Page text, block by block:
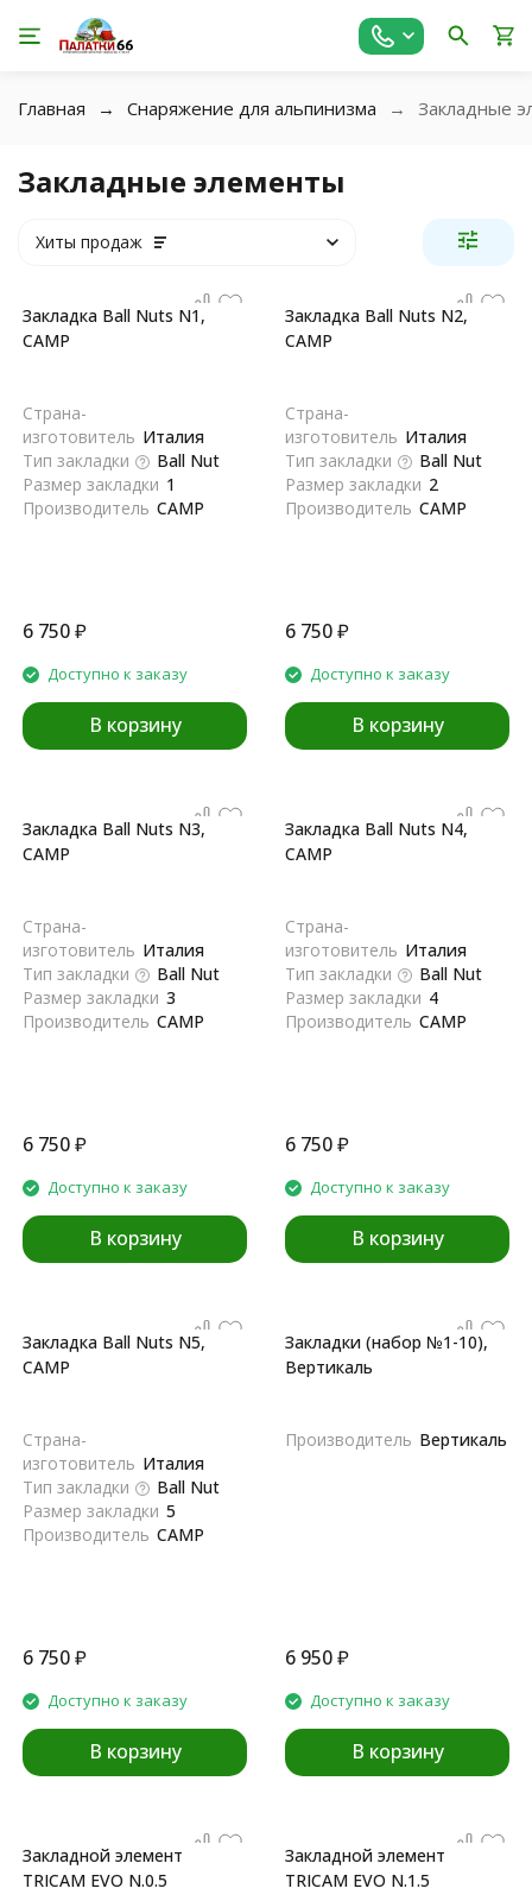
Главная Снаряжение для альпинизма Закладные
Закладные элементы
Хиты продаж
Закладка Ball Nuts N1,
CAMP
Страна-
изготовитель Италия
Тип закладки
Ball Nut
Размер закладки 1
Производитель CAMP
6 750₽
Доступно к заказу
В корзину
Закладка Ball Nuts N2,
CAMP
Страна-
изготовитель Италия
Тип закладки
Ball Nut
Размер закладки 2
Производитель CAMP
6 750₽
Доступно к заказу
В корзину
Закладка Ball Nuts N3,
CAMP
Страна-
изготовитель Италия
Тип закладки
Ball Nut
Размер закладки 3
Производитель CAMP
6 750₽
Доступно к заказу
В корзину
Закладка Ball Nuts N4,
CAMP
Страна-
изготовитель Италия
Тип закладки
Ball Nut
Размер закладки 4
Производитель CAMP
6 750₽
Доступно к заказу
В корзину
Закладка Ball Nuts N5,
CAMP
Страна-
изготовитель Италия
Тип закладки
Ball Nut
Размер закладки 5
Производитель CAMP
6 750₽
Доступно к заказу
В корзину
Закладки (набор №1-10),
Вертикаль
Производитель Вертикаль
6 950₽
Доступно к заказу
В корзину
Закладной элемент
TRICAM EVO N.0.5
Закладной элемент
TRICAM EVO N.1.5